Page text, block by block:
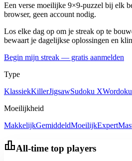
Een verse moeilijke 9×9-puzzel bij elk
browser, geen account nodig.
Los elke dag op om je streak op te
bewaart je dagelijkse oplossingen en
Begin mijn streak — gratis aanmelden
Type
KlassiekKillerJigsawSudoku XWordoku
Moeilijkheid
MakkelijkGemiddeldMoeilijkExpert
leaderboardAll-time top players